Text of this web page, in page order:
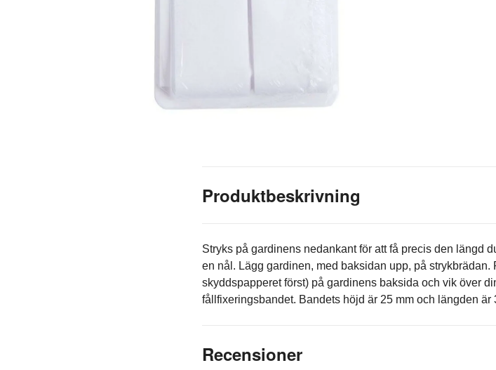
Produktbeskrivning
Stryks på gardinens nedankant för att få precis den längd
en nål. Lägg gardinen, med baksidan upp, på
skyddspapperet först) på gardinens baksida och vik över
fållfixeringsbandet. Bandets höjd är 25 mm och längden är
Recensioner